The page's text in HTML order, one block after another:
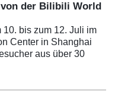
der Bilibili World
bis zum 12. Juli im
Center in Shanghai
aus über 30